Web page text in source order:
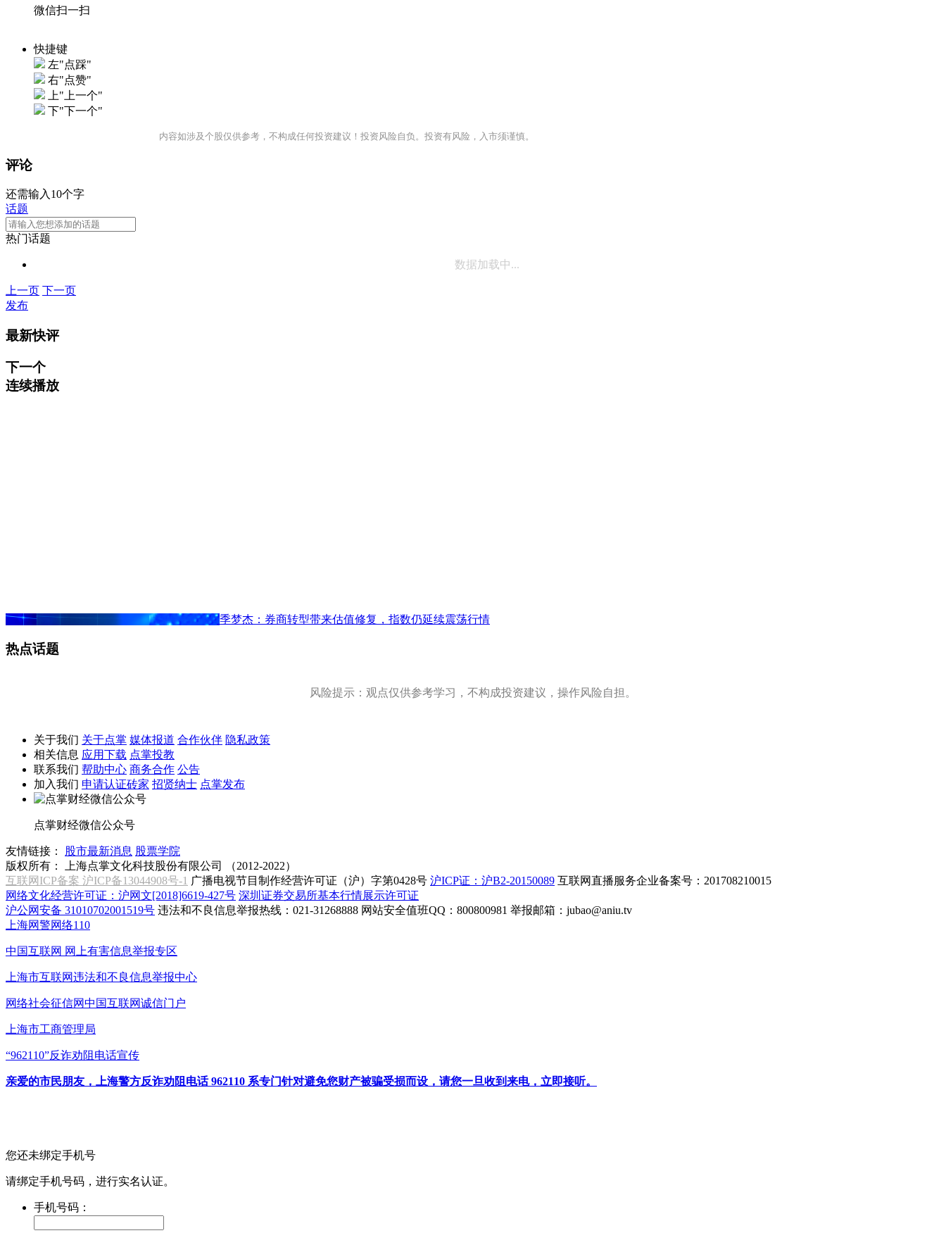
微信扫一扫
快捷键
左"点踩"
右"点赞"
上"上一个"
下"下一个"
内容如涉及个股仅供参考，不构成任何投资建议！投资风险自负。投资有风险，入市须谨慎。
评论
还需输入10个字
话题
热门话题
数据加载中...
上一页 下一页
发布
最新快评
下一个
连续播放
季梦杰：券商转型带来估值修复，指数仍延续震荡行情
热点话题
风险提示：观点仅供参考学习，不构成投资建议，操作风险自担。
关于我们 关于点掌 媒体报道 合作伙伴 隐私政策
相关信息 应用下载 点掌投教
联系我们 帮助中心 商务合作 公告
加入我们 申请认证砖家 招贤纳士 点掌发布
点掌财经微信公众号
友情链接： 股市最新消息 股票学院
版权所有：
上海点掌文化科技股份有限公司 （2012-2022）
互联网ICP备案 沪ICP备13044908号-1 广播电视节目制作经营许可证（沪）字第0428号 沪ICP证：沪B2-20150089 互联网直播服务企业备案号：201708210015
网络文化经营许可证：沪网文[2018]6619-427号 深圳证券交易所基本行情展示许可证
沪公网安备 31010702001519号 违法和不良信息举报热线：021-31268888 网站安全值班QQ：800800981 举报邮箱： jubao@aniu.tv
上海网警网络110
中国互联网 网上有害信息举报专区
上海市互联网违法和不良信息举报中心
网络社会征信网中国互联网诚信门户
上海市工商管理局
“962110”反诈劝阻电话宣传
亲爱的市民朋友，上海警方反诈劝阻电话 962110 系专门针对避免您财产被骗受损而设，请您一旦收到来电，立即接听。
您还未绑定手机号
请绑定手机号码，进行实名认证。
手机号码：